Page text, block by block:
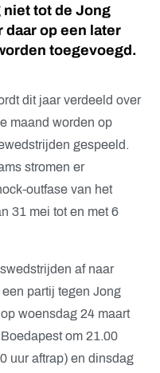
niet tot de Jong
daar op een later
toegevoegd.
dit jaar verdeeld over
maand worden op
gespeeld.
stromen er
outfase van het
31 mei tot en met 6
af naar
partij tegen Jong
woensdag 24 maart
om 21.00
uur aftrap) en dinsdag